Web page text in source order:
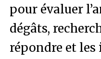
pour évaluer
dégâts,
répondre et